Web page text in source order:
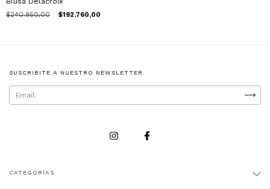
$240.950,00 $192.760,00
SUSCRIBITE A NUESTRO NEWSLETTER
CATEGORÍAS